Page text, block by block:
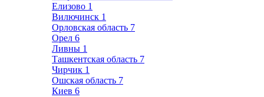
Елизово 1
Вилючинск 1
Орловская область 7
Орел 6
Ливны 1
Ташкентская область 7
Чирчик 1
Ошская область 7
Киев 6